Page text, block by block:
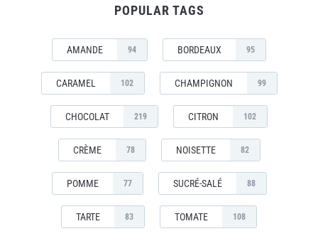
POPULAR TAGS
AMANDE 94 BORDEAUX 95
CARAMEL 102 CHAMPIGNON 99
CHOCOLAT 219 CITRON 102
CRÈME 78 NOISETTE 82
POMME 77 SUCRÉ-SALÉ 88
TARTE 83 TOMATE 108